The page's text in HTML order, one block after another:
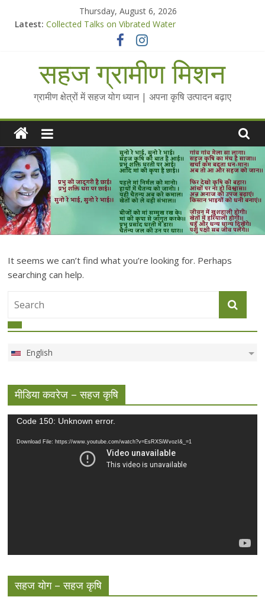
Thursday, August 6, 2026
Latest: Collected Talks on Vibrated Water
सहज कृषि प्रचार-प्रसार किट
Standee Designs @ 2025 for Sahaj Krishi Promotions
Chalo Gaon Ki Or Abhiyaan - 2025-26
सहज ग्रामीण मिशन
ग्रामीण क्षेत्रों में सहज योग ध्यान | अपना कृषि उत्पादन बढ़ाए
It seems we can’t find what you’re looking for. Perhaps
searching can help.
English
मीडिया कवरेज – सहज कृषि
Video
Code 150: Unknown error.
Download File: https://www.youtube.com/watch?v=EsRXSiWvozI&_=1
सहज योग – सहज कृषि